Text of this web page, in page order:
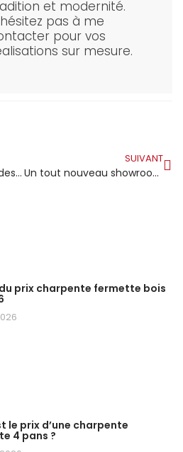
et modernité.
pas à me
pour vos
sur mesure.
Découvrez l’intégralité des échanges du Forum Bois Construction 14 sur Batirama.com
SUIVANT
Un tout nouveau showroom Déco Charpente fait son apparition en Isère
prix charpente fermette bois
le prix d’une charpente
4 pans ?